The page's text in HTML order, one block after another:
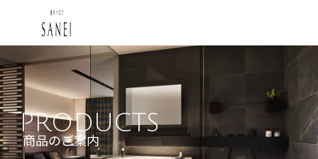
PRODUCTS
商品のご案内